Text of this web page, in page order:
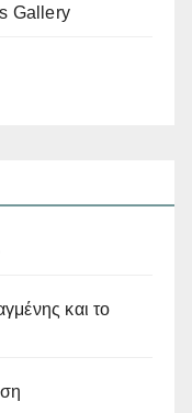
Gallery
και το